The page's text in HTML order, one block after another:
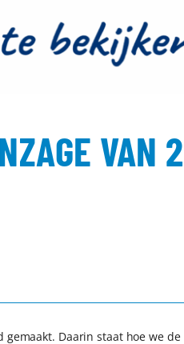
VAN
Daarin staat hoe we